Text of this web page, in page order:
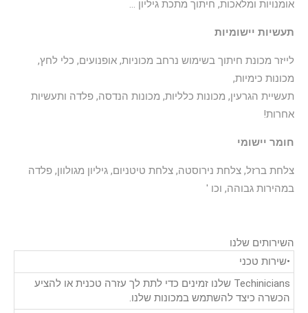
אומנויות ומלאכות, חיתוך מתכת גיליון ...
תעשיות יישומיות
לייזר מכונת חיתוך בשימוש נרחב מכוניות, אופנועים, כלי לחץ,
מכונות כימיות,
תעשיית הגרעין, מכונות כלליות, מכונות הנדסה, פלדה ותעשיות
אחרות!
חומר יישומי
צלחת ברזל, צלחת נירוסטה, צלחת טיטניום, גיליון מגולוון, פלדה
במהירות גבוהה, וכו '
השירותים שלנו
•שירות טכני
Techinicians שלנו זמינים כדי לתת לך עזרה טכנית או להציע
הכשרה כיצד להשתמש במכונות שלנו.